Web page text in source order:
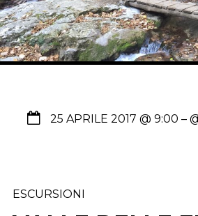
25 APRILE 2017 @ 9:00 –
ESCURSIONI